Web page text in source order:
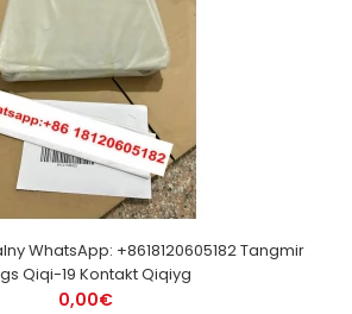
WhatsApp: +8618120605182 Tangmir
Qiqi-19 Kontakt Qiqiyg
0,00€